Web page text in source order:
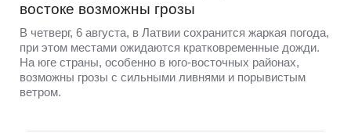
востоке возможны грозы
В четверг, 6 августа, в Латвии сохранится жаркая погода,
при этом местами ожидаются кратковременные дожди.
На юге страны, особенно в юго-восточных районах,
возможны грозы с сильными ливнями и порывистым
ветром.